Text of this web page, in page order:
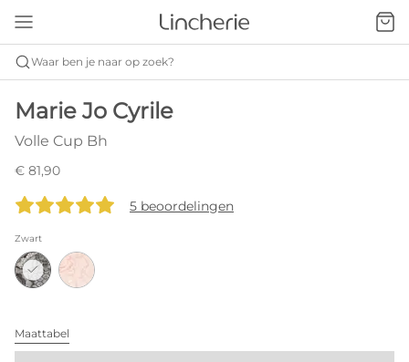
Waar ben je naar op zoek?
Marie Jo Cyrile
Volle Cup Bh
€ 81,90
5 beoordelingen
Zwart
Maattabel